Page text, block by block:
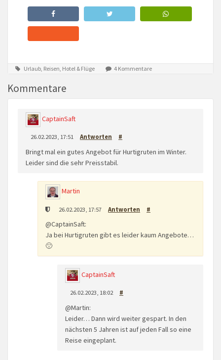
Urlaub, Reisen, Hotel & Flüge 4 Kommentare
Kommentare
CaptainSaft
26.02.2023, 17:51 Antworten #
Bringt mal ein gutes Angebot für Hurtigruten im Winter.
Leider sind die sehr Preisstabil.
Martin
26.02.2023, 17:57 Antworten #
@CaptainSaft:
Ja bei Hurtigruten gibt es leider kaum Angebote…
🙁
CaptainSaft
26.02.2023, 18:02 #
@Martin:
Leider… Dann wird weiter gespart. In den
nächsten 5 Jahren ist auf jeden Fall so eine
Reise eingeplant.